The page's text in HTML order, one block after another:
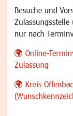
Besuche und
nur nach
Online-
Zulassung
Kreis